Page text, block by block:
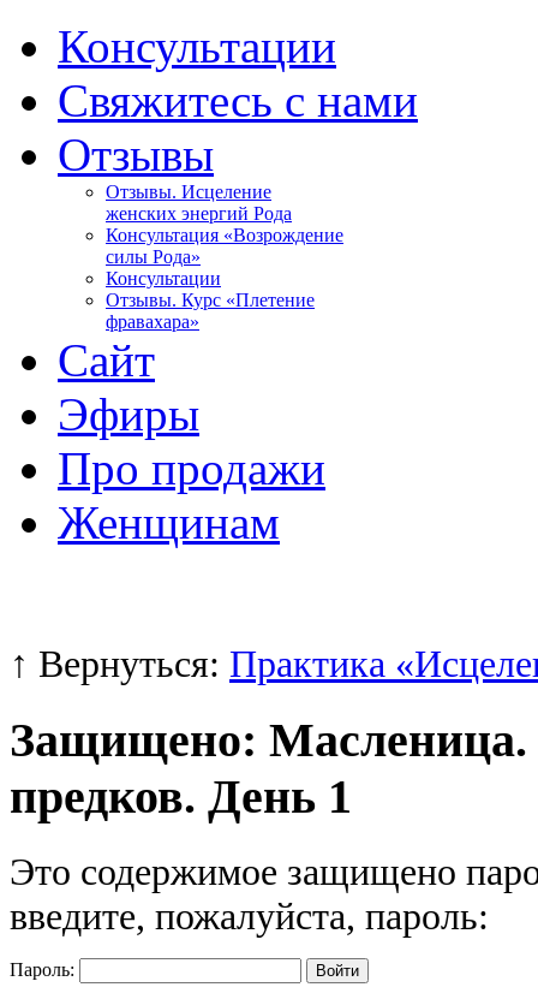
Консультации
Свяжитесь с нами
Отзывы
Отзывы. Исцеление
женских энергий Рода
Консультация «Возрождение
силы Рода»
Консультации
Отзывы. Курс «Плетение
фравахара»
Сайт
Эфиры
Про продажи
Женщинам
↑ Вернуться: Практика
Защищено:
предков. День 1
Это содержимое защищено
введите, пожалуйста, пароль:
Пароль: